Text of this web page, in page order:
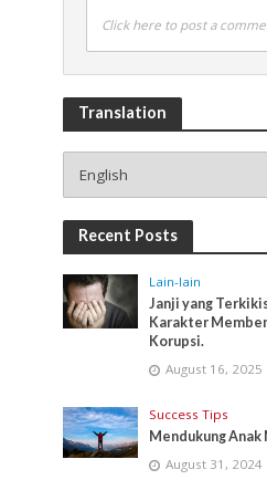
Click here to post a
Translation
Recent Posts
Lain-lain
Janji yang
Karakter
Korupsi.
August 16, 2025
Success Tips
Mendukung Anak
August 31, 2024